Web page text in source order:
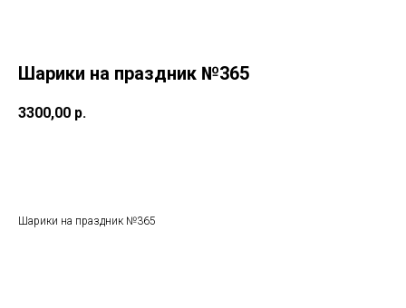
Шарики на праздник №365
3300,00 р.
Шарики на праздник №365